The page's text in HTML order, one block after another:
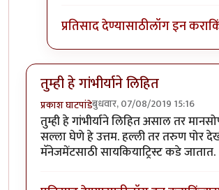
प्रतिसाद देण्यासाठीलॉग इन करा
तुम्ही हे गांभीर्याने लिहित
प्रकाश घाटपांडेबुधवार, 07/08/2019 15:16
तुम्ही हे गांभीर्याने लिहित असाल तर
सल्ला घेणे हे उत्तम. हल्ली तर तरुण पोर
मॅनेजमेंटसाठी सायकियाट्रिस्ट कडे जातात.